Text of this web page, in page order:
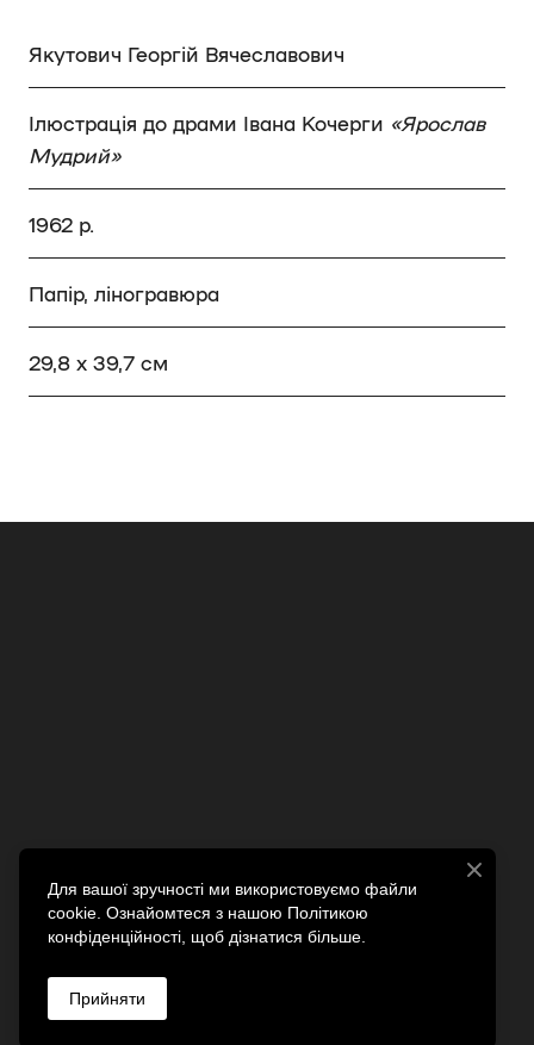
Якутович Георгій Вячеславович
Ілюстрація до драми Івана Кочерги «Ярослав
Мудрий»
1962 р.
Папір, ліногравюра
29,8 х 39,7 см
Для вашої зручності ми використовуємо файли
cookie. Ознайомтеся з нашою Політикою
конфіденційності, щоб дізнатися більше.
Прийняти